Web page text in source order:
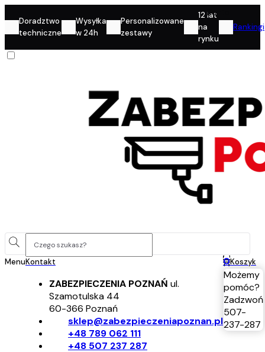
Doradztwo
techniczne
Wysyłka
w 24h
Personalizowane
zestawy
12 lat
na
rynku
Rankingi
MenuKontakt
ZABEZPIECZENIA POZNAŃ ul.
Szamotulska 44
60-366 Poznań
sklep@zabezpieczeniapoznan.pl
+48 789 062 111
+48 507 237 287
Konto
0Koszyk
Możemy
pomóc?
Zadzwoń
507-
237-287